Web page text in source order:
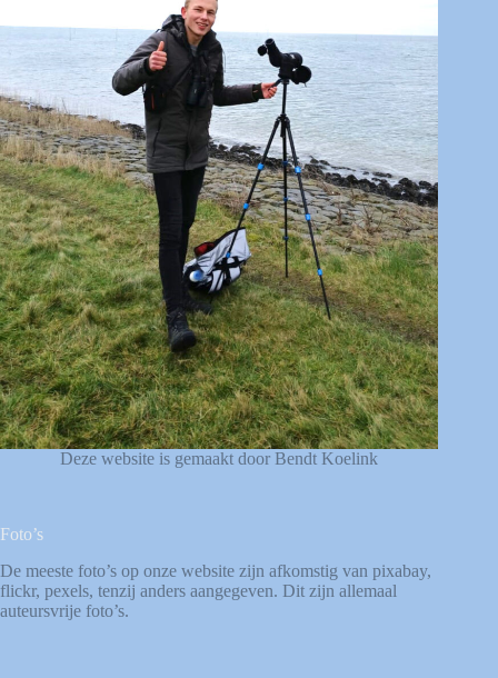
Deze website is gemaakt door Bendt Koelink
Foto’s
De meeste foto’s op onze website zijn afkomstig van pixabay,
flickr, pexels, tenzij anders aangegeven. Dit zijn allemaal
auteursvrije foto’s.